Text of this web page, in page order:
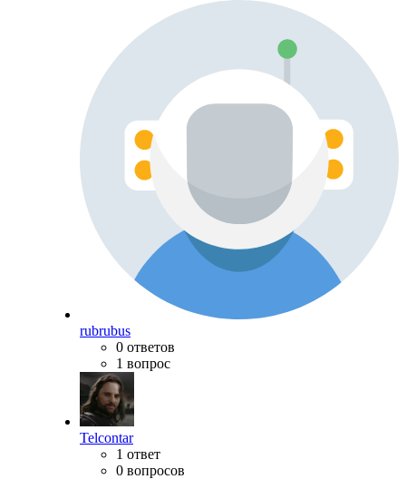
rubrubus
0 ответов
1 вопрос
Telcontar
1 ответ
0 вопросов